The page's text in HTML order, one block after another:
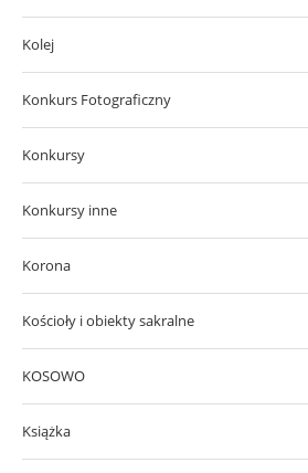
Kolej
Konkurs Fotograficzny
Konkursy
Konkursy inne
Korona
Kościoły i obiekty sakralne
KOSOWO
Książka